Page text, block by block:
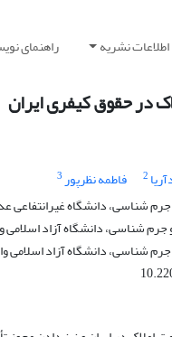
اطلاعات نشریه راهنمای
در حقوق کیفری ایران
2 فاطمه نظرپور3
شناسی، دانشگاه غیرانتفاعی
شناسی، دانشگاه آزاد اسلامی
شناسی، دانشگاه آزاد اسلامی